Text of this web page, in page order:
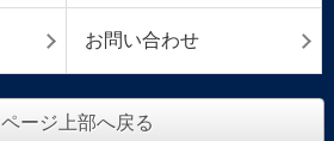
お問い合わせ
ページ上部へ戻る